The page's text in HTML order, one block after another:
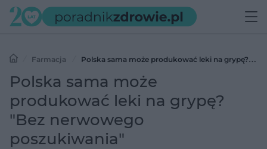
Farmacja
Polska sama może produkować leki na grypę?
"Bez nerwowego poszukiwania"
Polska sama może
produkować leki na grypę?
"Bez nerwowego
poszukiwania"